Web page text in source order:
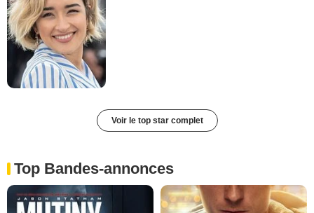
Voir le top star complet
Top Bandes-annonces